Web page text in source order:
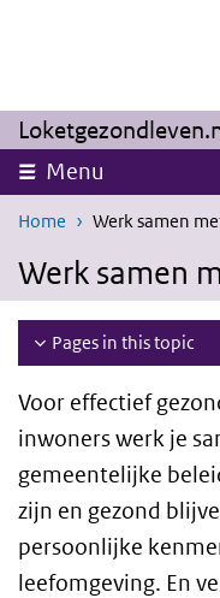
Menu
Home Werk samen
Werk samen
Pages in this topic
Voor effectief
inwoners werk je
gemeentelijke
zijn en gezond
persoonlijke
leefomgeving. En